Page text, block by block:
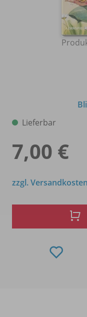
Lieferbar
7,00 €
zzgl. Versandkosten